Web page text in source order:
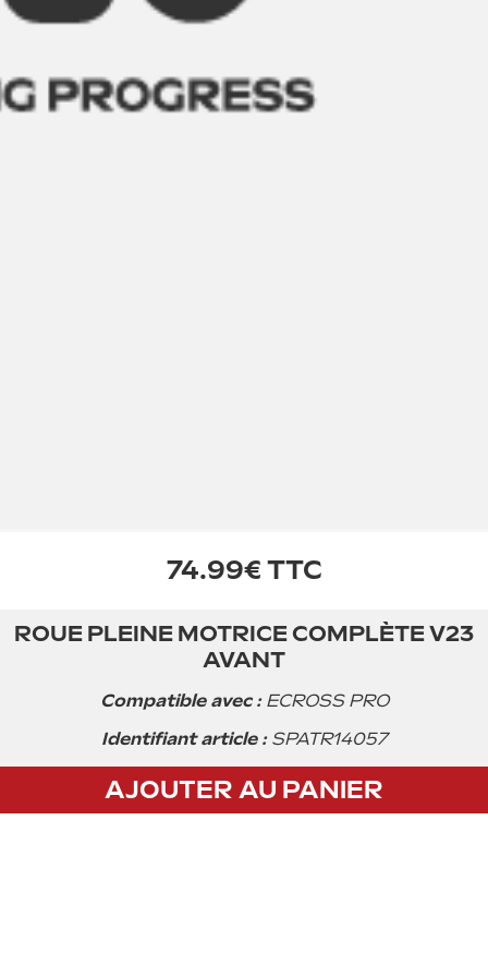
ROUE PLEINE MOTRICE COMPLÈTE V23
AVANT
Compatible avec :ECROSS PRO
Identifiant article :SPATR14057
AJOUTER AU PANIER
74.99€ TTC
Acheter